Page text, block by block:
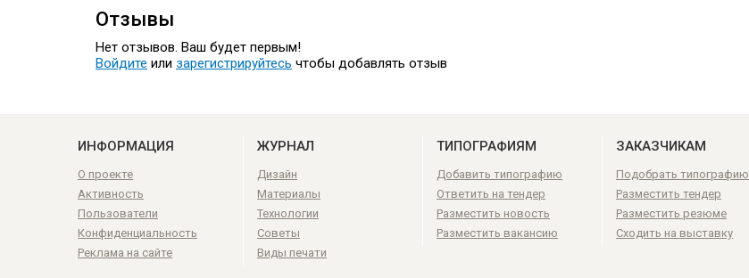
Отзывы
Нет отзывов. Ваш будет первым!
Войдите или зарегистрируйтесь чтобы добавлять отзыв
ИНФОРМАЦИЯ
О проекте
Активность
Пользователи
Конфиденциальность
Реклама на сайте
ЖУРНАЛ
Дизайн
Материалы
Технологии
Советы
Виды печати
ТИПОГРАФИЯМ
Добавить типографию
Ответить на тендер
Разместить новость
Разместить вакансию
ЗАКАЗЧИКАМ
Подобрать типографию
Разместить тендер
Разместить резюме
Сходить на выставку